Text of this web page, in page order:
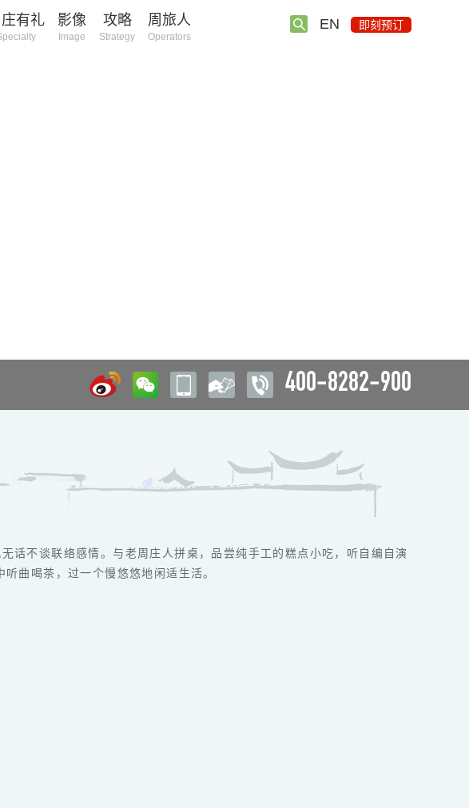
有礼 影像
Image
攻略
Strategy
周旅人
Operators
EN 即刻预订
400-8282-900
话不谈联络感情。与老周庄人拼桌，品尝纯手工的糕点小吃，听自编自演
曲喝茶，过一个慢悠悠地闲适生活。